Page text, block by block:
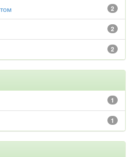
2
2
2
1
1